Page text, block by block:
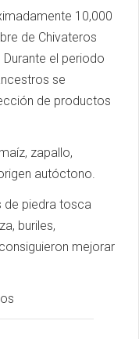
10,000
de Chivateros
el periodo
se
de productos
zapallo,
autóctono.
de piedra tosca
buriles,
mejorar